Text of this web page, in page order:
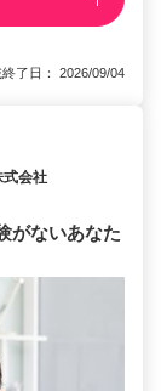
了日： 2026/09/04
会社
がないあなた